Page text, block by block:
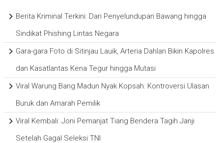
Berita Kriminal Terkini: Dari Penyelundupan Bawang hingga
Sindikat Phishing Lintas Negara
Gara-gara Foto di Sitinjau Lauik, Arteria Dahlan Bikin Kapolres
dan Kasatlantas Kena Tegur hingga Mutasi
Viral Warung Bang Madun Nyak Kopsah: Kontroversi Ulasan
Buruk dan Amarah Pemilik
Viral Kembali: Joni Pemanjat Tiang Bendera Tagih Janji
Setelah Gagal Seleksi TNI